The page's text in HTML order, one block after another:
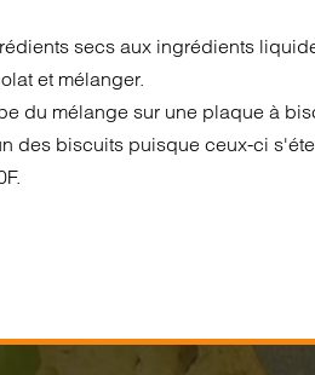
secs aux ingrédients
et mélanger.
du mélange sur une plaque à
des biscuits puisque ceux-ci